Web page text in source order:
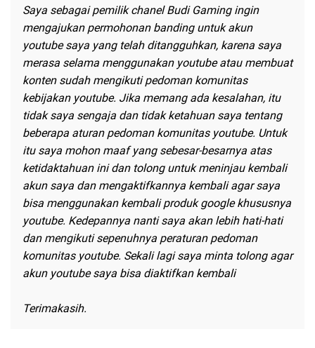
Saya sebagai pemilik chanel Budi Gaming ingin
mengajukan permohonan banding untuk akun
youtube saya yang telah ditangguhkan, karena saya
merasa selama menggunakan youtube atau membuat
konten sudah mengikuti pedoman komunitas
kebijakan youtube. Jika memang ada kesalahan, itu
tidak saya sengaja dan tidak ketahuan saya tentang
beberapa aturan pedoman komunitas youtube. Untuk
itu saya mohon maaf yang sebesar-besarnya atas
ketidaktahuan ini dan tolong untuk meninjau kembali
akun saya dan mengaktifkannya kembali agar saya
bisa menggunakan kembali produk google khususnya
youtube. Kedepannya nanti saya akan lebih hati-hati
dan mengikuti sepenuhnya peraturan pedoman
komunitas youtube. Sekali lagi saya minta tolong agar
akun youtube saya bisa diaktifkan kembali
Terimakasih.